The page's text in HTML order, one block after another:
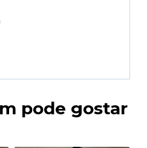
pode gostar